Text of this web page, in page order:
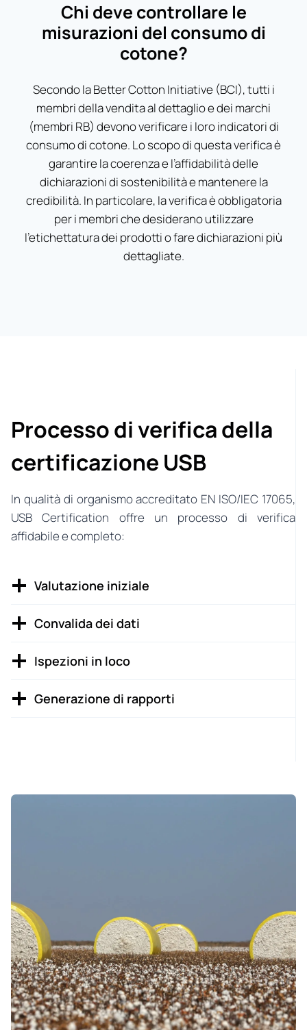
Chi deve controllare le
misurazioni del consumo di
cotone?
Secondo la Better Cotton Initiative (BCI), tutti i
membri della vendita al dettaglio e dei marchi
(membri RB) devono verificare i loro indicatori di
consumo di cotone. Lo scopo di questa verifica è
garantire la coerenza e l’affidabilità delle
dichiarazioni di sostenibilità e mantenere la
credibilità. In particolare, la verifica è obbligatoria
per i membri che desiderano utilizzare
l’etichettatura dei prodotti o fare dichiarazioni più
dettagliate.
Processo di verifica della
certificazione USB
In qualità di organismo accreditato EN ISO/IEC 17065,
USB Certification offre un processo di verifica
affidabile e completo:
Valutazione iniziale
Convalida dei dati
Ispezioni in loco
Generazione di rapporti